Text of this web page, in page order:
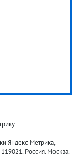
Яндекс Метрика,
Россия, Москва,